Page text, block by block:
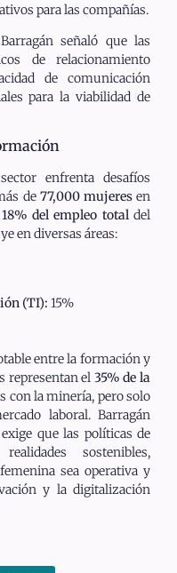
para las compañías.
señaló que las
de relacionamiento
de comunicación
para la viabilidad de
enfrenta desafíos
de 77,000 mujeresen
18% del empleo totaldel
en diversas áreas:
(TI): 15%
entre la formación y
representan el 35% de la
con la minería, pero solo
laboral. Barragán
que las políticas de
sostenibles,
sea operativa y
y la digitalización